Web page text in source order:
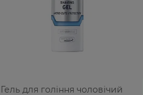
Гель для гоління чоловічий